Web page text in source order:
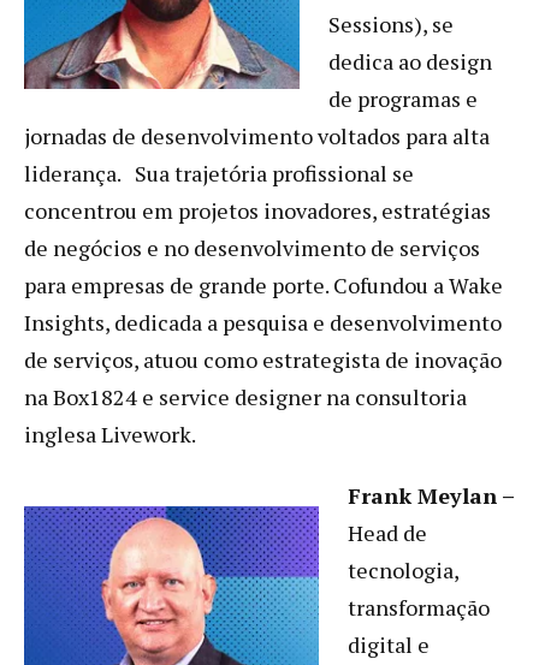
Sessions), se
dedica ao design
de programas e
jornadas de desenvolvimento voltados para alta
liderança. Sua trajetória profissional se
concentrou em projetos inovadores, estratégias
de negócios e no desenvolvimento de serviços
para empresas de grande porte. Cofundou a Wake
Insights, dedicada a pesquisa e desenvolvimento
de serviços, atuou como estrategista de inovação
na Box1824 e service designer na consultoria
inglesa Livework.
Frank Meylan –
Head de
tecnologia,
transformação
digital e